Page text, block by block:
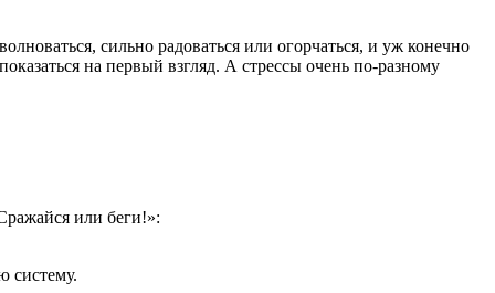
сильно радоваться или огорчаться, и уж конечно
на первый взгляд. А стрессы очень по-разному
или беги!»:
систему.